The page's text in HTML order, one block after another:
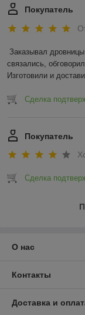
Покупатель
Заказывал
связались,
Изготовили и
Сделка
Покупатель
Сделка
О нас
Контакты
Доставка и